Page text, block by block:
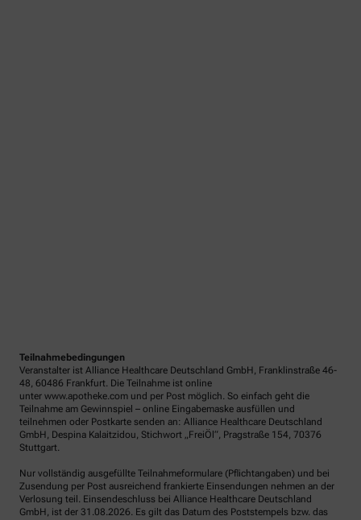
Teilnahmebedingungen
Veranstalter ist Alliance Healthcare Deutschland GmbH, Franklinstraße 46-
48, 60486 Frankfurt. Die Teilnahme ist online
unter www.apotheke.com und per Post möglich. So einfach geht die
Teilnahme am Gewinnspiel – online Eingabemaske ausfüllen und
teilnehmen oder Postkarte senden an: Alliance Healthcare Deutschland
GmbH, Despina Kalaitzidou, Stichwort „FreiÖl“, Pragstraße 154, 70376
Stuttgart.
Nur vollständig ausgefüllte Teilnahmeformulare (Pflichtangaben) und bei
Zusendung per Post ausreichend frankierte Einsendungen nehmen an der
Verlosung teil. Einsendeschluss bei Alliance Healthcare Deutschland
GmbH, ist der 31.08.2026. Es gilt das Datum des Poststempels bzw. das